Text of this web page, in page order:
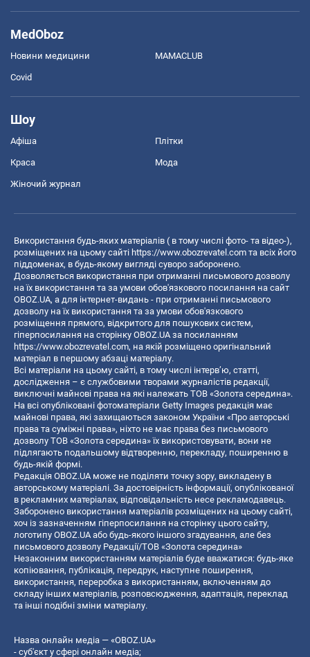
MedOboz
Новини медицини MAMACLUB
Covid
Шоу
Афіша Плітки
Краса Мода
Жіночий журнал
Використання будь-яких матеріалів ( в тому числі фото- та відео-),
розміщених на цьому сайті https://www.obozrevatel.com та всіх його
піддоменах, в будь-якому вигляді суворо заборонено.
Дозволяється використання при отриманні письмового дозволу
на їх використання та за умови обов'язкового посилання на сайт
OBOZ.UA, а для інтернет-видань - при отриманні письмового
дозволу на їх використання та за умови обов'язкового
розміщення прямого, відкритого для пошукових систем,
гіперпосилання на сторінку OBOZ.UA за посиланням
https://www.obozrevatel.com, на якій розміщено оригінальний
матеріал в першому абзаці матеріалу.
Всі матеріали на цьому сайті, в тому числі інтерв’ю, статті,
дослідження – є службовими творами журналістів редакції,
виключні майнові права на які належать ТОВ «Золота середина».
На всі опубліковані фотоматеріали Getty Images редакція має
майнові права, які захищаються законом України «Про авторські
права та суміжні права», ніхто не має права без письмового
дозволу ТОВ «Золота середина» їх використовувати, вони не
підлягають подальшому відтворенню, перекладу, поширенню в
будь-якій формі.
Редакція OBOZ.UA може не поділяти точку зору, викладену в
авторському матеріалі. За достовірність інформації, опублікованої
в рекламних матеріалах, відповідальність несе рекламодавець.
Заборонено використання матеріалів розміщених на цьому сайті,
хоч із зазначенням гіперпосилання на сторінку цього сайту,
логотипу OBOZ.UA або будь-якого іншого згадування, але без
письмового дозволу Редакції/ТОВ «Золота середина»
Незаконним використанням матеріалів буде вважатися: будь-яке
копiювання, публiкацiя, передрук, наступне поширення,
використання, переробка з використанням, включенням до
складу інших матеріалів, розповсюдження, адаптація, переклад
та інші подібні зміни матеріалу.
Назва онлайн медіа — «OBOZ.UA»
- суб'єкт у сфері онлайн медіа;